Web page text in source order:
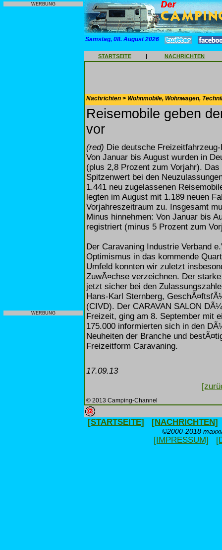
WERBUNG
WERBUNG
Samstag, 08. August 2026
STARTSEITE | NACHRICHTEN
Nachrichten > Wohnmobile, Wohnwagen,
Reisemobile geben
vor
(red) Die deutsche
Von Januar bis August wurden in
(plus 2,8 Prozent zum Vorjahr).
Spitzenwert bei den
1.441 neu zugelassenen
legten im August mit 1.189 neuen
Vorjahreszeitraum zu. Insgesamt
Minus hinnehmen: Von Januar bis
registriert (minus 5 Prozent zum
Der Caravaning Industrie Verband
Optimismus in das kommende
Umfeld konnten wir zuletzt
ZuwÃ¤chse verzeichnen. Der
jetzt sicher bei den
Hans-Karl Sternberg,
(CIVD). Der CARAVAN SALON
Freizeit, ging am 8. September mit
175.000 informierten sich in den
Neuheiten der Branche und
Freizeitform Caravaning.
17.09.13
© 2013 Camping-Channel
[STARTSEITE] [NACHRICHTEN]
©2000-2018
[IMPRESSUM]